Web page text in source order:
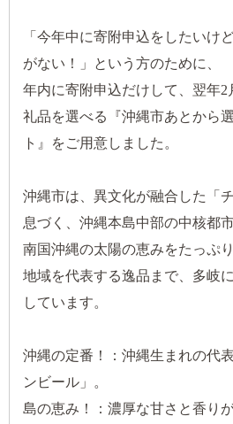
「今年中に寄附申込をしたいけ
がない！」という方のために、
年内に寄附申込だけして、翌年2
礼品を選べる『沖縄市あとから
ト』をご用意しました。
沖縄市は、異文化が融合した「
息づく、沖縄本島中部の中核都市
南国沖縄の太陽の恵みをたっぷ
地域を代表する逸品まで、多岐
しています。
沖縄の定番！：沖縄生まれの代
ンビール」。
島の恵み！：濃厚な甘さと香り